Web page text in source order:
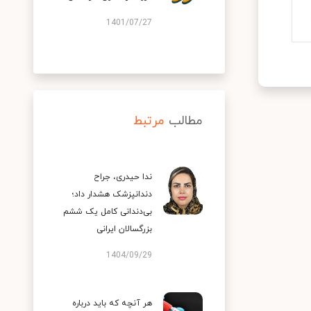
1401/07/27
مطالب مرتبط
ندا حیدری، جراح
دندانپزشک هشدار داد؛
بی‌دندانی کامل یک ششم
بزرگسالان ایرانی
1404/09/29
هر آنچه که باید درباره